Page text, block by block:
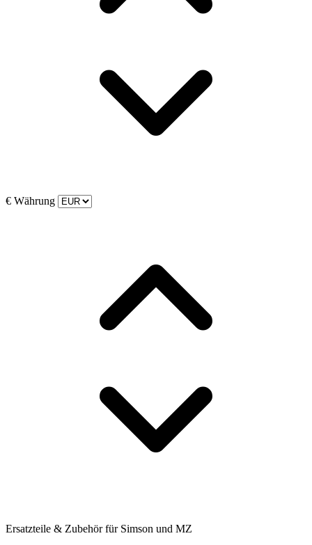
€ Währung
Ersatzteile & Zubehör für Simson und MZ